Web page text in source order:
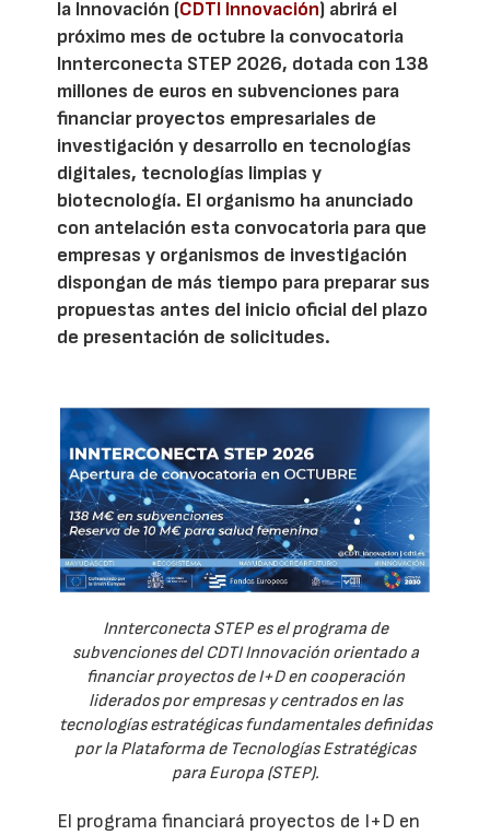
la Innovación (CDTI Innovación) abrirá el
próximo mes de octubre la convocatoria
Innterconecta STEP 2026, dotada con 138
millones de euros en subvenciones para
financiar proyectos empresariales de
investigación y desarrollo en tecnologías
digitales, tecnologías limpias y
biotecnología. El organismo ha anunciado
con antelación esta convocatoria para que
empresas y organismos de investigación
dispongan de más tiempo para preparar sus
propuestas antes del inicio oficial del plazo
de presentación de solicitudes.
Innterconecta STEP es el programa de
subvenciones del CDTI Innovación orientado a
financiar proyectos de I+D en cooperación
liderados por empresas y centrados en las
tecnologías estratégicas fundamentales definidas
por la Plataforma de Tecnologías Estratégicas
para Europa (STEP).
El programa financiará proyectos de I+D en